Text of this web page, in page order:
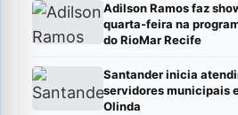
Adilson Ramos faz
quarta-feira na
do RioMar Recife
Santander inicia
servidores municipais
Olinda